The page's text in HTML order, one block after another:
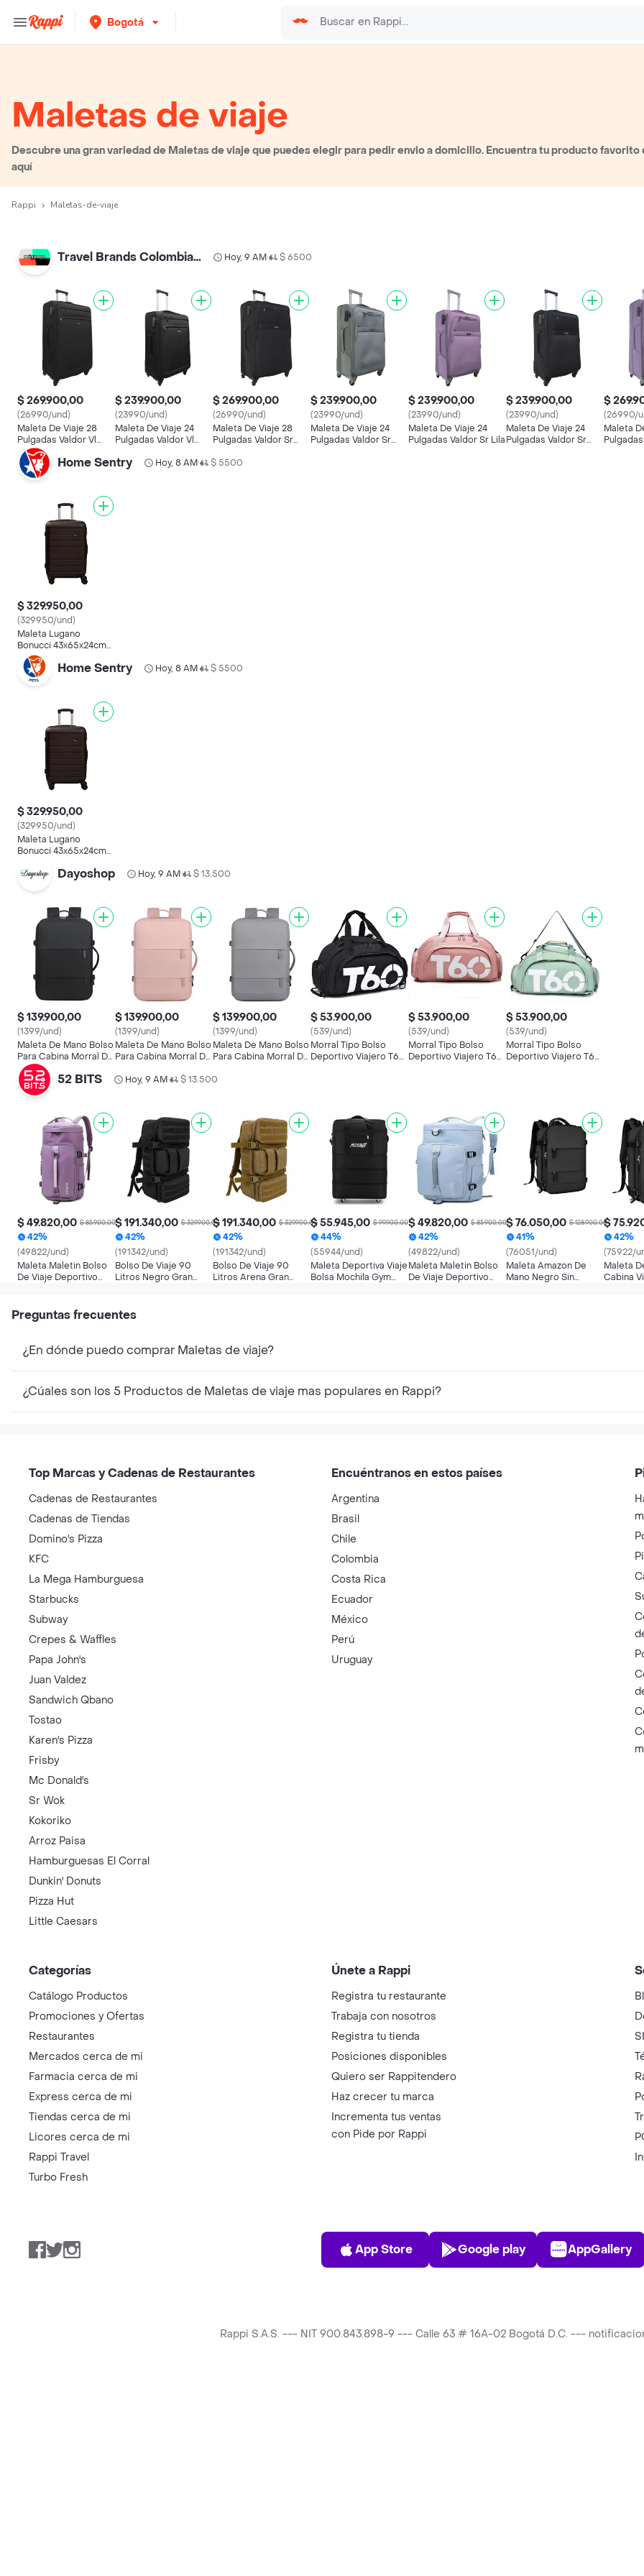
Bogotá
Maletas de viaje
Descubre una gran variedad de Maletas de viaje que puedes elegir para pedir envio a domicilio. Encuentra tu producto
aquí
Rappi Maletas-de-viaje
Travel Brands Colombia Sas Hoy, 9 AM• $ 6500
$ 269.900,00
(26990/und)
Maleta De Viaje 28
Pulgadas Valdor Vl
Black
$ 239.900,00
(23990/und)
Maleta De Viaje 24
Pulgadas Valdor Vl
$ 269.900,00
(26990/und)
Maleta De Viaje 28
Pulgadas Valdor Sr
$ 239.900,00
(23990/und)
Maleta De Viaje 24
Pulgadas Valdor Sr
$ 239.900,00
(23990/und)
Maleta De Viaje 24
Pulgadas Valdor Sr Lila
$ 239.900,00
(23990/und)
Maleta De Viaje 24
Pulgadas Valdor Sr
$
(26990/
Maleta
Home Sentry Hoy, 8 AM• $ 5500
$ 329.950,00
(329950/und)
Maleta Lugano
Bonucci 43x65x24cm
Negro Polieste
Home Sentry Hoy, 8 AM• $ 5500
$ 329.950,00
(329950/und)
Maleta Lugano
Bonucci 43x65x24cm
Dayoshop Hoy, 9 AM• $ 13.500
$ 139.900,00
(1399/und)
Maleta De Mano Bolso
Para Cabina Morral De
Viaje
$ 139.900,00
(1399/und)
Maleta De Mano Bolso
Para Cabina Morral De
$ 139.900,00
(1399/und)
Maleta De Mano Bolso
Para Cabina Morral De
$ 53.900,00
(539/und)
Morral Tipo Bolso
Deportivo Viajero T60
$ 53.900,00
(539/und)
Morral Tipo Bolso
Deportivo Viajero T60
$ 53.900,00
(539/und)
Morral Tipo Bolso
Deportivo Viajero T60
52 BITS Hoy, 9 AM• $ 13.500
$ 49.820,00 $ 85.900,00
42%
(49822/und)
Maleta Maletin Bolso
De Viaje Deportivo
$ 191.340,00 $ 329.900,00
42%
(191342/und)
Bolso De Viaje 90
Litros Negro Gran
$ 191.340,00 $ 329.900,00
42%
(191342/und)
Bolso De Viaje 90
Litros Arena Gran
$ 55.945,00 $ 99.900,00
44%
(55944/und)
Maleta Deportiva Viaje
Bolsa Mochila Gym
$ 49.820,00 $ 85.900,00
42%
(49822/und)
Maleta Maletin Bolso
De Viaje Deportivo
$ 76.050,00 $ 128.900,00
41%
(76051/und)
Maleta Amazon De
Mano Negro Sin
$
42%
(75922/
Maleta
Cabina
Preguntas frecuentes
¿En dónde puedo comprar Maletas de viaje?
¿Cúales son los 5 Productos de Maletas de viaje mas populares en Rappi?
Top Marcas y Cadenas de Restaurantes
Cadenas de Restaurantes
Cadenas de Tiendas
Domino's Pizza
KFC
La Mega Hamburguesa
Starbucks
Subway
Crepes & Waffles
Papa John's
Juan Valdez
Sandwich Qbano
Tostao
Karen's Pizza
Frisby
Mc Donald's
Sr Wok
Kokoriko
Arroz Paisa
Hamburguesas El Corral
Dunkin' Donuts
Pizza Hut
Little Caesars
Encuéntranos en estos países
Argentina
Brasil
Chile
Colombia
Costa Rica
Ecuador
México
Perú
Uruguay
Categorías
Catálogo Productos
Promociones y Ofertas
Restaurantes
Mercados cerca de mi
Farmacia cerca de mi
Express cerca de mi
Tiendas cerca de mi
Licores cerca de mi
Rappi Travel
Turbo Fresh
Únete a Rappi
Registra tu restaurante
Trabaja con nosotros
Registra tu tienda
Posiciones disponibles
Quiero ser Rappitendero
Haz crecer tu marca
Incrementa tus ventas
con Pide por Rappi
Facebook
TwitterInstagram
App Store
App Store
Play Store
Google play AppGallery
Rappi S.A.S. --- NIT 900.843.898-9 --- Calle 63 # 16A-02 Bogotá D.C. ---